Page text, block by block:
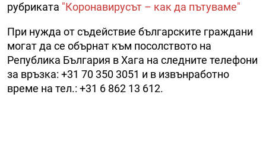
рубриката "Коронавирусът – как да пътуваме"
При нужда от съдействие българските граждани
могат да се обърнат към посолството на
Република България в Хага на следните телефони
за връзка: +31 70 350 3051 и в извънработно
време на тел.: +31 6 862 13 612.